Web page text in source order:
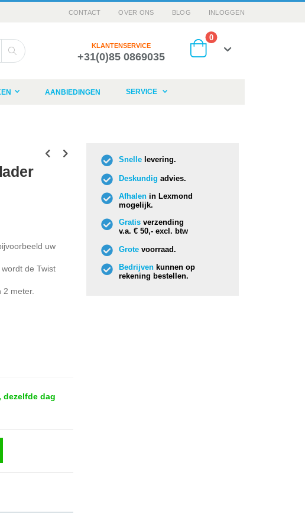
CONTACT OVER ONS BLOG INLOGGEN
Cart
0producten
KLANTENSERVICE
+31(0)85 0869035
AANBIEDINGEN SERVICE
uw
de Twist
2 meter.
dezelfde dag
Snelle levering.
Deskundig advies.
Afhalen in Lexmond
mogelijk.
Gratis verzending
v.a. € 50,- excl. btw
Grote voorraad.
Bedrijven kunnen op
rekening bestellen.